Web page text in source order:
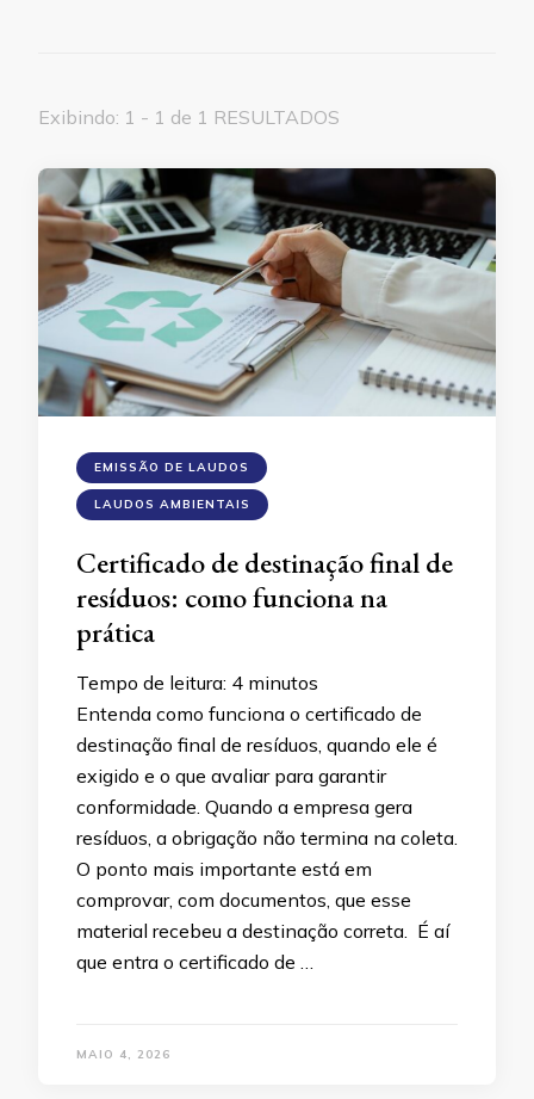
Exibindo: 1 - 1 de 1 RESULTADOS
EMISSÃO DE LAUDOS
LAUDOS AMBIENTAIS
Certificado de destinação final de
resíduos: como funciona na
prática
Tempo de leitura: 4 minutos
Entenda como funciona o certificado de
destinação final de resíduos, quando ele é
exigido e o que avaliar para garantir
conformidade. Quando a empresa gera
resíduos, a obrigação não termina na coleta.
O ponto mais importante está em
comprovar, com documentos, que esse
material recebeu a destinação correta. É aí
que entra o certificado de …
MAIO 4, 2026